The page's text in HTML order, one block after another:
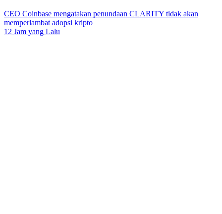
CEO Coinbase mengatakan penundaan CLARITY tidak akan
memperlambat adopsi kripto
12 Jam yang Lalu